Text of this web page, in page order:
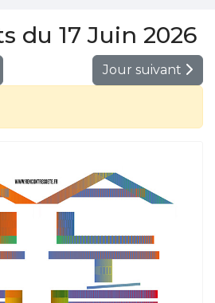
du 17 Juin 2026
Jour suivant